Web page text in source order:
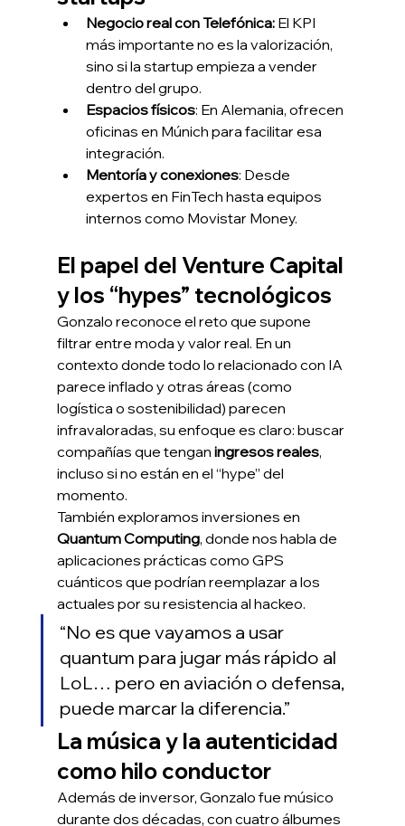
Negocio real con Telefónica: El KPI
más importante no es la valorización,
sino si la startup empieza a vender
dentro del grupo.
Espacios físicos: En Alemania, ofrecen
oficinas en Múnich para facilitar esa
integración.
Mentoría y conexiones: Desde
expertos en FinTech hasta equipos
internos como Movistar Money.
El papel del Venture Capital
y los “hypes” tecnológicos
Gonzalo reconoce el reto que supone
filtrar entre moda y valor real. En un
contexto donde todo lo relacionado con IA
parece inflado y otras áreas (como
logística o sostenibilidad) parecen
infravaloradas, su enfoque es claro: buscar
compañías que tengan ingresos reales,
incluso si no están en el “hype” del
momento.
También exploramos inversiones en
Quantum Computing, donde nos habla de
aplicaciones prácticas como GPS
cuánticos que podrían reemplazar a los
actuales por su resistencia al hackeo.
“No es que vayamos a usar
quantum para jugar más rápido al
LoL… pero en aviación o defensa,
puede marcar la diferencia.”
La música y la autenticidad
como hilo conductor
Además de inversor, Gonzalo fue músico
durante dos décadas, con cuatro álbumes